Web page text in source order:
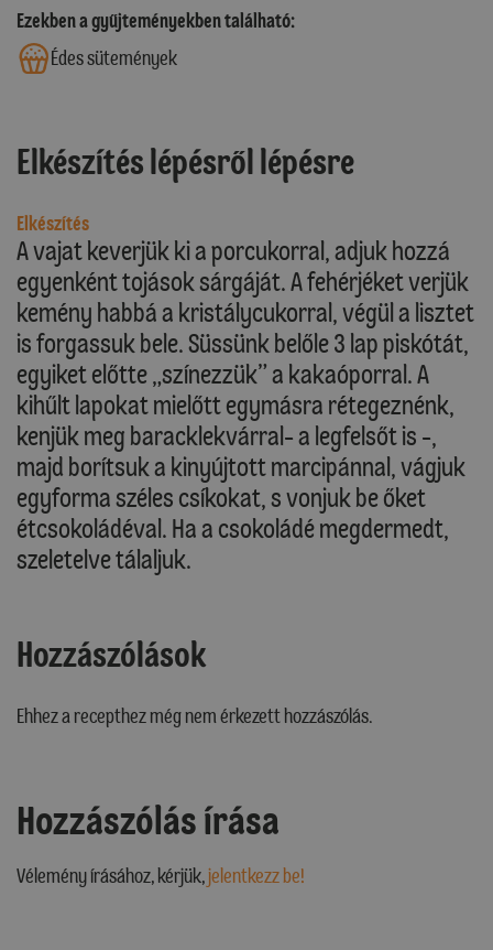
Ezekben a gyűjteményekben található:
Édes sütemények
Elkészítés lépésről lépésre
Elkészítés
A vajat keverjük ki a porcukorral, adjuk hozzá
egyenként tojások sárgáját. A fehérjéket verjük
kemény habbá a kristálycukorral, végül a lisztet
is forgassuk bele. Süssünk belőle 3 lap piskótát,
egyiket előtte „színezzük” a kakaóporral. A
kihűlt lapokat mielőtt egymásra rétegeznénk,
kenjük meg baracklekvárral- a legfelsőt is -,
majd borítsuk a kinyújtott marcipánnal, vágjuk
egyforma széles csíkokat, s vonjuk be őket
étcsokoládéval. Ha a csokoládé megdermedt,
szeletelve tálaljuk.
Hozzászólások
Ehhez a recepthez még nem érkezett hozzászólás.
Hozzászólás írása
Vélemény írásához, kérjük,jelentkezz be!